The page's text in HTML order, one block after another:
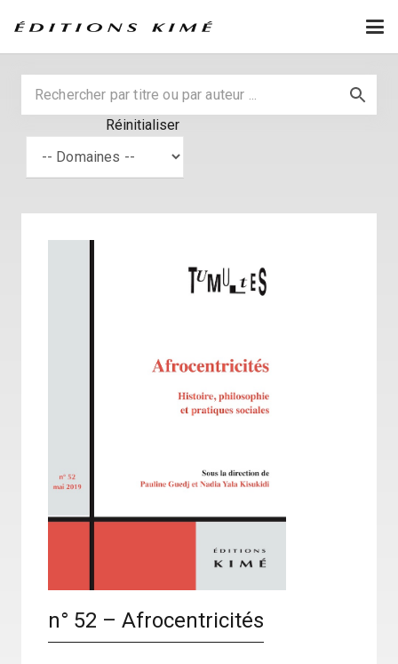
Réinitialiser
n° 52 – Afrocentricités